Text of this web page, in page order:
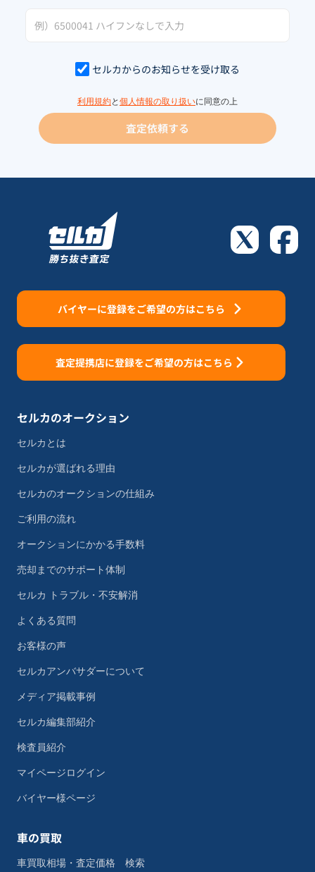
セルカからのお知らせを受け取る
利用規約と 個人情報の取り扱いに同意の上
査定依頼する
バイヤーに登録をご希望の方はこちら
査定提携店に登録をご希望の方はこちら
セルカのオークション
セルカとは
セルカが選ばれる理由
セルカのオークションの仕組み
ご利用の流れ
オークションにかかる手数料
売却までのサポート体制
セルカ トラブル・不安解消
よくある質問
お客様の声
セルカアンバサダーについて
メディア掲載事例
セルカ編集部紹介
検査員紹介
マイページログイン
バイヤー様ページ
車の買取
車買取相場・査定価格 検索